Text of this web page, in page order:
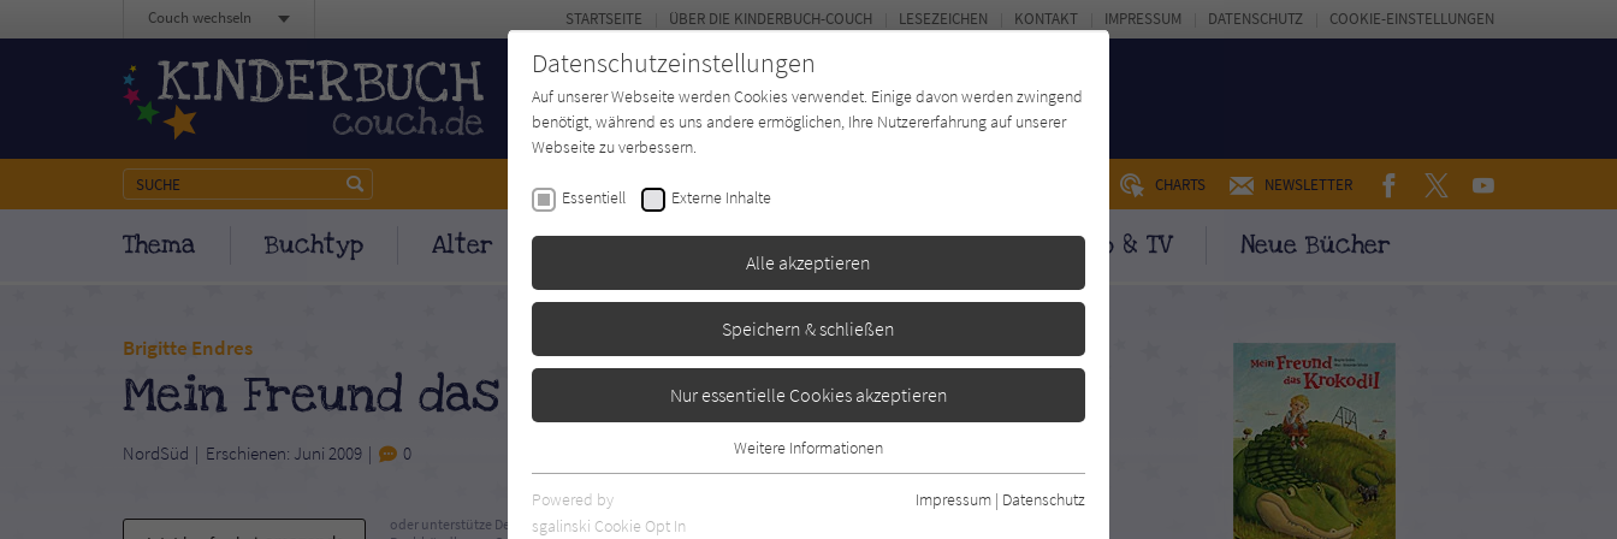
CHARTS NEWSLETTER FACEBOOKTWITTERYOUTUBE
Thema Buchtyp Alter Autor*in Verlage Magazin Kino & TV Neue Bücher
STARTSEITE ÜBER DIE KINDERBUCH-COUCH LESEZEICHEN KONTAKT IMPRESSUM DATENSCHUTZ COOKIE-EINSTELLUNGEN
Couch wechseln
Brigitte Endres
Mein Freund das Krokodil
NordSüd Erschienen: Juni 2009 0
oder unterstütze Deinen
Datenschutzeinstellungen
Auf unserer Webseite werden Cookies verwendet. Einige davon werden zwingend
benötigt, während es uns andere ermöglichen, Ihre Nutzererfahrung auf unserer
Webseite zu verbessern.
Essentiell Externe Inhalte
Alle akzeptieren
Speichern & schließen
Nur essentielle Cookies akzeptieren
Essentielle Cookies werden für grundlegende Funktionen der Webseite
benötigt. Dadurch ist gewährleistet, dass die Webseite einwandfrei
Weitere Informationen
Powered by
sgalinski Cookie Opt In
Impressum | Datenschutz